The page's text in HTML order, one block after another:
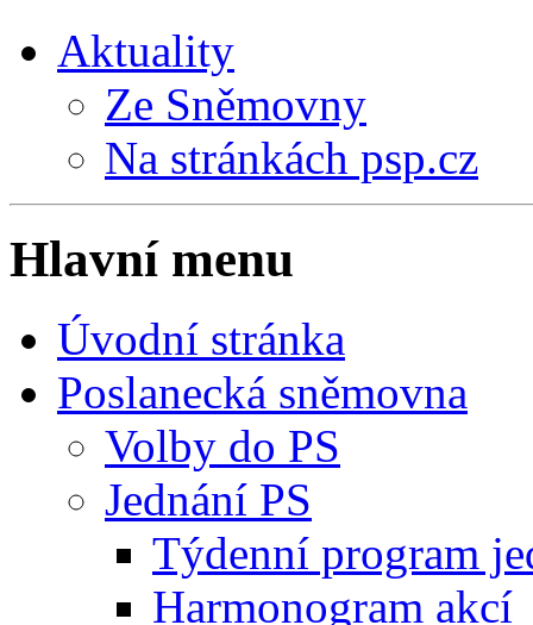
Aktuality
Ze Sněmovny
Na stránkách psp.cz
Hlavní menu
Úvodní stránka
Poslanecká sněmovna
Volby do PS
Jednání PS
Týdenní program
Harmonogram akcí